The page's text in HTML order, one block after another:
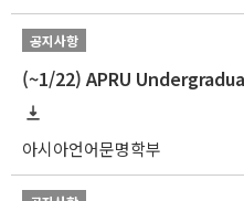
공지사항
아시아언어문명학부